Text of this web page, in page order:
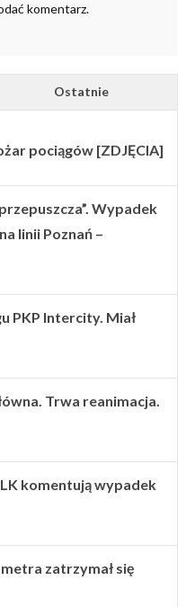
komentarz.
Ostatnie
pociągów [ZDJĘCIA]
Wypadek
linii Poznań –
PKP Intercity. Miał
Trwa reanimacja.
komentują wypadek
zatrzymał się